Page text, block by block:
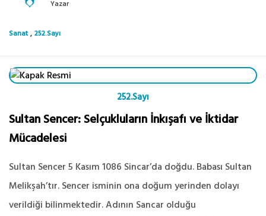
Yazar
Sanat , 252.Sayı
252.Sayı
Sultan Sencer: Selçukluların İnkışafı ve İktidar
Mücadelesi
Sultan Sencer 5 Kasım 1086 Sincar’da doğdu. Babası Sultan
Melikşah’tır. Sencer isminin ona doğum yerinden dolayı
verildiği bilinmektedir. Adının Sancar olduğu